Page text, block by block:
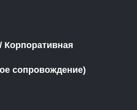
сопровождение)